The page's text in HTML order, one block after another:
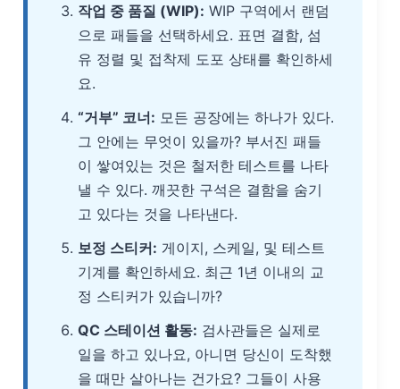
작업 중 품질 (WIP): WIP 구역에서 랜덤
으로 패들을 선택하세요. 표면 결함, 섬
유 정렬 및 접착제 도포 상태를 확인하세
요.
“거부” 코너: 모든 공장에는 하나가 있다.
그 안에는 무엇이 있을까? 부서진 패들
이 쌓여있는 것은 철저한 테스트를 나타
낼 수 있다. 깨끗한 구석은 결함을 숨기
고 있다는 것을 나타낸다.
보정 스티커: 게이지, 스케일, 및 테스트
기계를 확인하세요. 최근 1년 이내의 교
정 스티커가 있습니까?
QC 스테이션 활동: 검사관들은 실제로
일을 하고 있나요, 아니면 당신이 도착했
을 때만 살아나는 건가요? 그들이 사용